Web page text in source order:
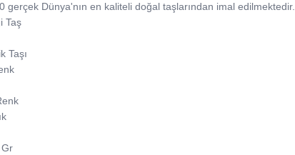
Dünya'nın en kaliteli doğal taşlarından imal edilmektedir.
Taş
Taşı